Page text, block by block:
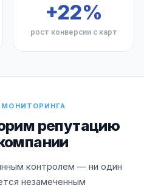
+22%
рост конверсии с карт
репутацию
контролем — ни один
незамеченным